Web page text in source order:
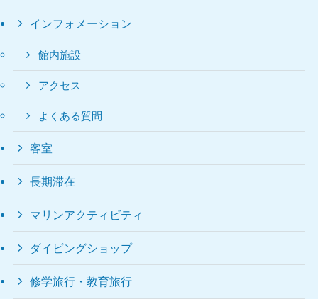
インフォメーション
館内施設
アクセス
よくある質問
客室
長期滞在
マリンアクティビティ
ダイビングショップ
修学旅行・教育旅行